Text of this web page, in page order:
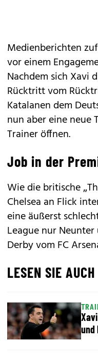
Medienberichten
vor einem
Nachdem sich Xavi
Rücktritt vom
Katalanen dem
nun aber eine neue
Trainer öffnen.
Job in der
Wie die britische
Chelsea an Flick
eine äußerst
League nur
Derby vom FC
LESEN SIE AUCH
und